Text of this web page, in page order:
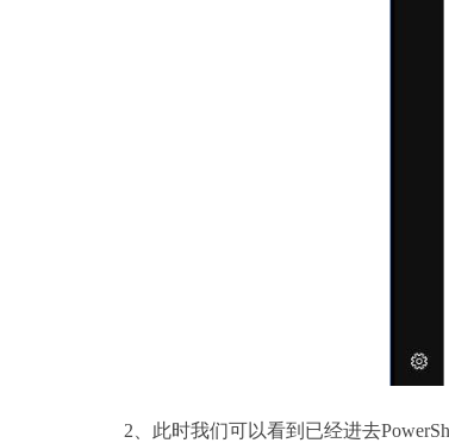
2、此时我们可以看到已经进去